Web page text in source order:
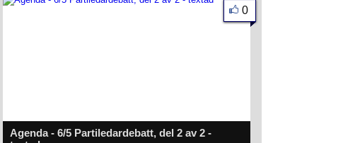
Agenda - 6/5 Partiledardebatt, del 2 av 2 -
0